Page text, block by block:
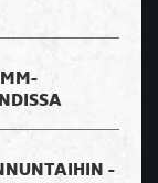
-